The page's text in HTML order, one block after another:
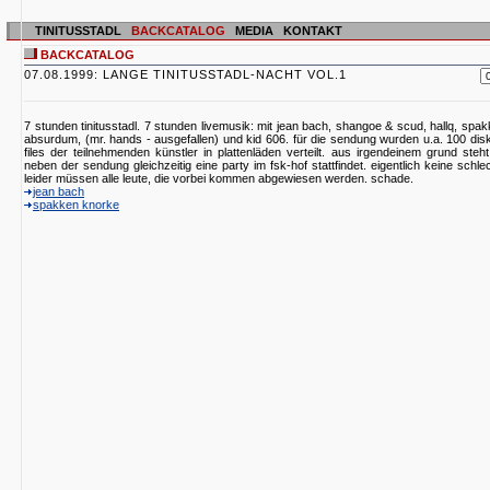
TINITUSSTADL BACKCATALOG MEDIA
KONTAKT
BACKCATALOG
07.08.1999: LANGE TINITUSSTADL-NACHT VOL.1
7 stunden tinitusstadl. 7 stunden livemusik: mit jean bach, shangoe & scud, hallq,
absurdum, (mr. hands - ausgefallen) und kid 606. für die sendung wurden u.a. 100
files der teilnehmenden künstler in plattenläden verteilt. aus irgendeinem grund
neben der sendung gleichzeitig eine party im fsk-hof stattfindet. eigentlich keine
leider müssen alle leute, die vorbei kommen abgewiesen werden. schade.
jean bach
spakken knorke